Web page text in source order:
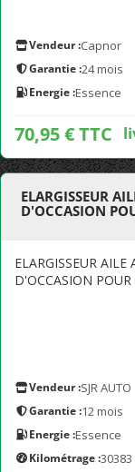
Vendeur :Capnor
Garantie :24 mois
Energie :Essence
70,95 € TTC
ELARGISSEUR
D'OCCASION
ELARGISSEUR AILE
D'OCCASION
Vendeur :SJR AUTO
Garantie :12 mois
Energie :Essence
Kilométrage :30383